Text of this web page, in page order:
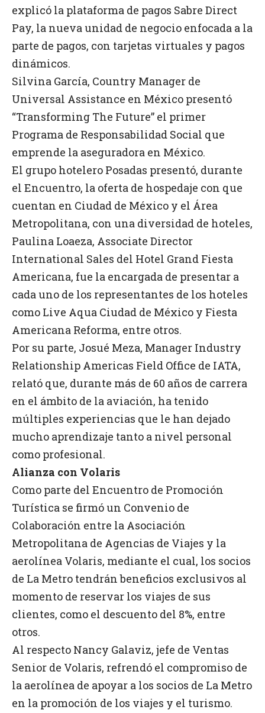
explicó la plataforma de pagos Sabre Direct
Pay, la nueva unidad de negocio enfocada a la
parte de pagos, con tarjetas virtuales y pagos
dinámicos.
Silvina García, Country Manager de
Universal Assistance en México presentó
“Transforming The Future” el primer
Programa de Responsabilidad Social que
emprende la aseguradora en México.
El grupo hotelero Posadas presentó, durante
el Encuentro, la oferta de hospedaje con que
cuentan en Ciudad de México y el Área
Metropolitana, con una diversidad de hoteles,
Paulina Loaeza, Associate Director
International Sales del Hotel Grand Fiesta
Americana, fue la encargada de presentar a
cada uno de los representantes de los hoteles
como Live Aqua Ciudad de México y Fiesta
Americana Reforma, entre otros.
Por su parte, Josué Meza, Manager Industry
Relationship Americas Field Office de IATA,
relató que, durante más de 60 años de carrera
en el ámbito de la aviación, ha tenido
múltiples experiencias que le han dejado
mucho aprendizaje tanto a nivel personal
como profesional.
Alianza con Volaris
Como parte del Encuentro de Promoción
Turística se firmó un Convenio de
Colaboración entre la Asociación
Metropolitana de Agencias de Viajes y la
aerolínea Volaris, mediante el cual, los socios
de La Metro tendrán beneficios exclusivos al
momento de reservar los viajes de sus
clientes, como el descuento del 8%, entre
otros.
Al respecto Nancy Galaviz, jefe de Ventas
Senior de Volaris, refrendó el compromiso de
la aerolínea de apoyar a los socios de La Metro
en la promoción de los viajes y el turismo.